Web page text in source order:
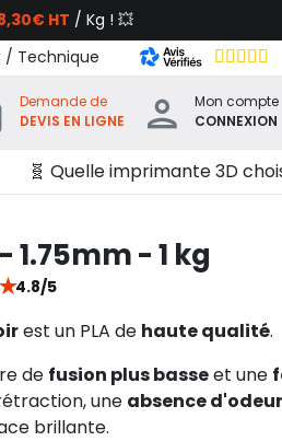
HT / Kg ! 💥
Technique
Demande de
DEVIS EN LIGNE
Mon compte
CONNEXION
🧬 Quelle imprimante 3D
1.75mm - 1 kg
★4.8/5
est un PLA de haute qualité.
de fusion plus basseet une
une absence d'odeur
brillante.